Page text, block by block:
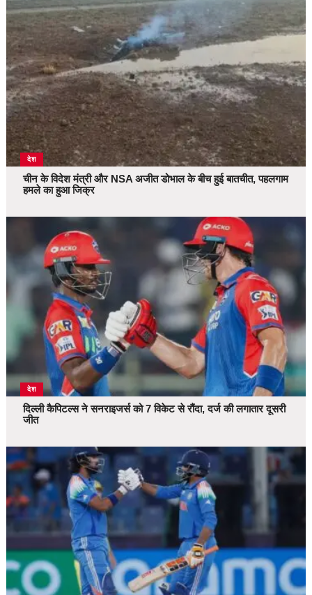
देश
चीन के विदेश मंत्री और NSA अजीत डोभाल के बीच हुई बातचीत, पहलगाम
हमले का हुआ जिक्र
देश
दिल्ली कैपिटल्स ने सनराइजर्स को 7 विकेट से रौंदा, दर्ज की लगातार दूसरी
जीत